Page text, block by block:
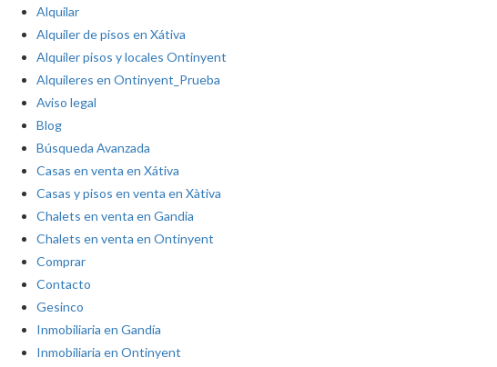
Alquilar
Alquiler de pisos en Xátiva
Alquiler pisos y locales Ontinyent
Alquileres en Ontinyent_Prueba
Aviso legal
Blog
Búsqueda Avanzada
Casas en venta en Xátiva
Casas y pisos en venta en Xàtiva
Chalets en venta en Gandia
Chalets en venta en Ontinyent
Comprar
Contacto
Gesinco
Inmobiliaria en Gandía
Inmobiliaria en Ontinyent